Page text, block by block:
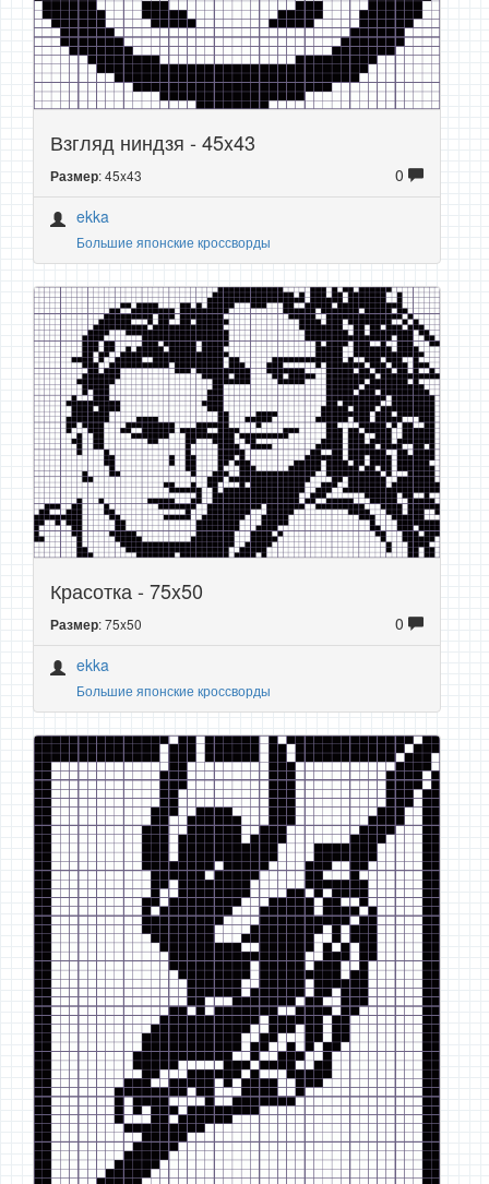
Взгляд ниндзя - 45x43
Размер: 45x43
0
ekka
Большие японские кроссворды
Красотка - 75x50
Размер: 75x50
0
ekka
Большие японские кроссворды